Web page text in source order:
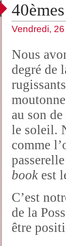
Vendredi,
Nous
degré de
au son
le soleil.
comme
bookest
C’est
de la
être